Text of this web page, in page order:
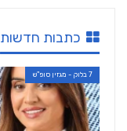
כתבות חדשות
7 בלוק - מגזין סופ"ש